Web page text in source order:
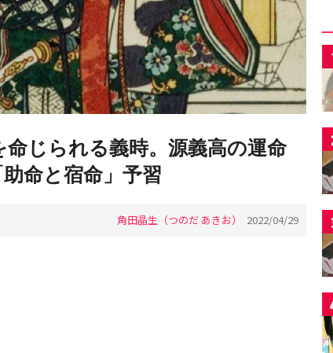
命じられる義時。源義高の運命
命と宿命」予習
角田晶生（つのだ あきお） 2022/04/29